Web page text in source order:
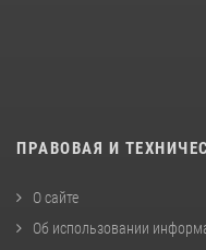
ПРАВОВАЯ И
О сайте
Об использовании